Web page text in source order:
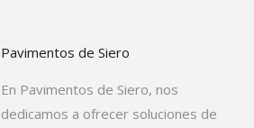
Pavimentos de Siero
En Pavimentos de Siero, nos
dedicamos a ofrecer soluciones de